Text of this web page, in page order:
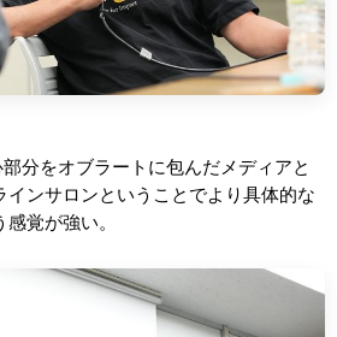
分をオブラートに包んだメディアと
インサロンということでより具体的な
感覚が強い。